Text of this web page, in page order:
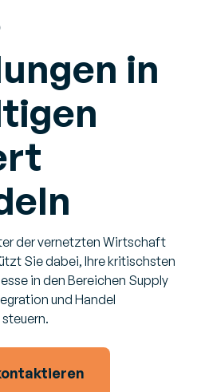
in
der vernetzten Wirtschaft
Sie dabei, Ihre kritischsten
in den Bereichen Supply
und Handel